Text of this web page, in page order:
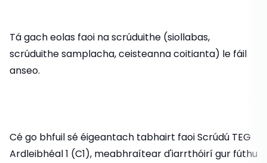
Tá gach eolas faoi na scrúduithe (siollabas,
scrúduithe samplacha, ceisteanna coitianta) le fáil
anseo.
Cé go bhfuil sé éigeantach tabhairt faoi Scrúdú TEG
Ardleibhéal 1 (C1), meabhraítear d'iarrthóirí gur fúthu